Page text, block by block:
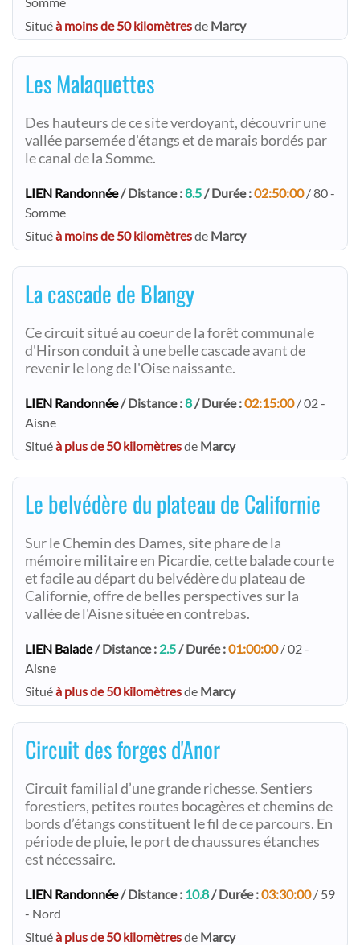
Situéà moins de 50 kilomètresde Marcy
Les Malaquettes
Des hauteurs de ce site verdoyant, découvrir une
vallée parsemée d'étangs et de marais bordés par
le canal de la Somme.
LIEN Randonnée/ Distance :8.5/ Durée :02:50:00/ 80 -
Somme
Situéà moins de 50 kilomètresde Marcy
La cascade de Blangy
Ce circuit situé au coeur de la forêt communale
d'Hirson conduit à une belle cascade avant de
revenir le long de l'Oise naissante.
LIEN Randonnée/ Distance :8/ Durée :02:15:00/ 02 -
Aisne
Situéà plus de 50 kilomètresde Marcy
Le belvédère du plateau de Californie
Sur le Chemin des Dames, site phare de la
mémoire militaire en Picardie, cette balade courte
et facile au départ du belvédère du plateau de
Californie, offre de belles perspectives sur la
vallée de l'Aisne située en contrebas.
LIEN Balade/ Distance : 2.5/ Durée :01:00:00/ 02 -
Aisne
Situéà plus de 50 kilomètresde Marcy
Circuit des forges d'Anor
Circuit familial d’une grande richesse. Sentiers
forestiers, petites routes bocagères et chemins de
bords d’étangs constituent le fil de ce parcours. En
période de pluie, le port de chaussures étanches
est nécessaire.
LIEN Randonnée/ Distance : 10.8/ Durée :03:30:00/ 59
- Nord
Situéà plus de 50 kilomètresde Marcy